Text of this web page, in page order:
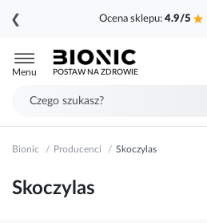
Ocena sklepu: 4.9/5
❮
do
treści
Menu POSTAW NA ZDROWIE
Bionic Producenci Skoczylas
Skoczylas